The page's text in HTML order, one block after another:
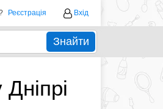
Реєстрація Вхід
Знайти